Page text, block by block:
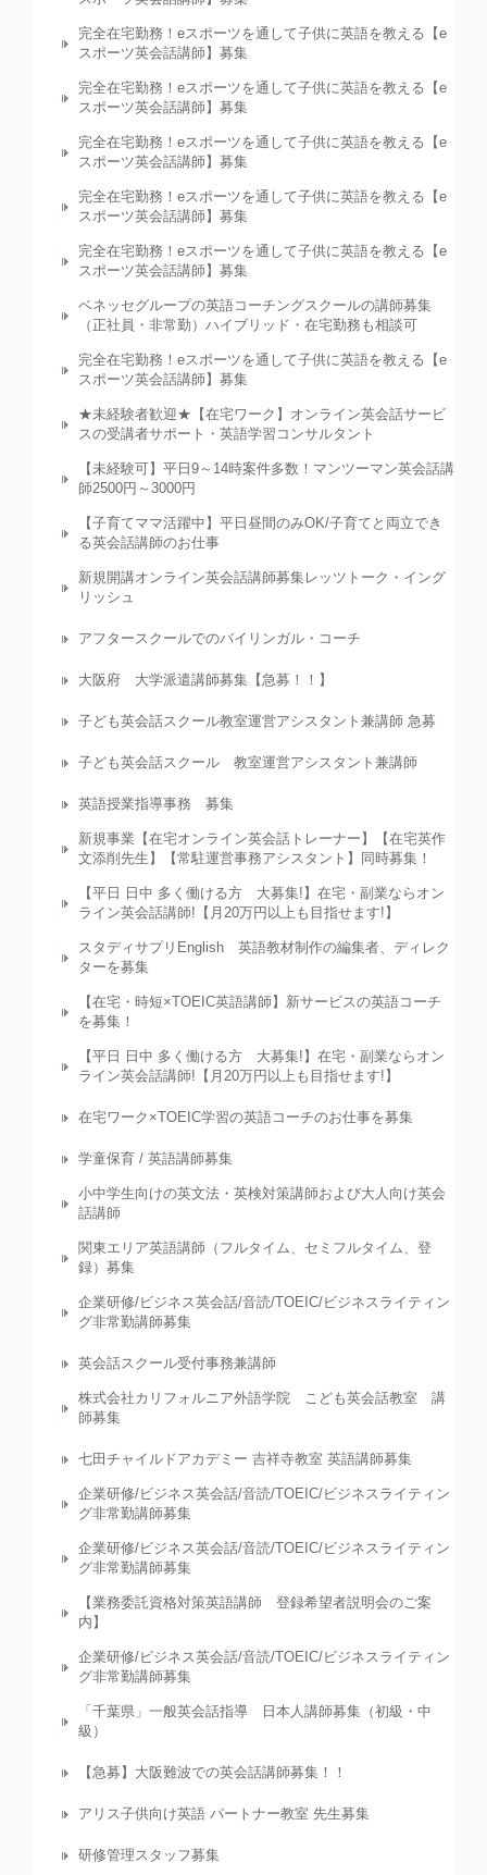
完全在宅勤務！eスポーツを通して子供に英語を教える【e
スポーツ英会話講師】募集
完全在宅勤務！eスポーツを通して子供に英語を教える【e
スポーツ英会話講師】募集
完全在宅勤務！eスポーツを通して子供に英語を教える【e
スポーツ英会話講師】募集
完全在宅勤務！eスポーツを通して子供に英語を教える【e
スポーツ英会話講師】募集
完全在宅勤務！eスポーツを通して子供に英語を教える【e
スポーツ英会話講師】募集
ベネッセグループの英語コーチングスクールの講師募集
（正社員・非常勤）ハイブリッド・在宅勤務も相談可
完全在宅勤務！eスポーツを通して子供に英語を教える【e
スポーツ英会話講師】募集
★未経験者歓迎★【在宅ワーク】オンライン英会話サービ
スの受講者サポート・英語学習コンサルタント
【未経験可】平日9～14時案件多数！マンツーマン英会話講
師2500円～3000円
【子育てママ活躍中】平日昼間のみOK/子育てと両立でき
る英会話講師のお仕事
新規開講オンライン英会話講師募集レッツトーク・イング
リッシュ
アフタースクールでのバイリンガル・コーチ
大阪府 大学派遣講師募集【急募！！】
子ども英会話スクール教室運営アシスタント兼講師 急募
子ども英会話スクール 教室運営アシスタント兼講師
英語授業指導事務 募集
新規事業【在宅オンライン英会話トレーナー】【在宅英作
文添削先生】【常駐運営事務アシスタント】同時募集！
【平日 日中 多く働ける方 大募集!】在宅・副業ならオン
ライン英会話講師!【月20万円以上も目指せます!】
スタディサプリEnglish 英語教材制作の編集者、ディレク
ターを募集
【在宅・時短×TOEIC英語講師】新サービスの英語コーチ
を募集！
【平日 日中 多く働ける方 大募集!】在宅・副業ならオン
ライン英会話講師!【月20万円以上も目指せます!】
在宅ワーク×TOEIC学習の英語コーチのお仕事を募集
学童保育 / 英語講師募集
小中学生向けの英文法・英検対策講師および大人向け英会
話講師
関東エリア英語講師（フルタイム、セミフルタイム、登
録）募集
企業研修/ビジネス英会話/音読/TOEIC/ビジネスライティン
グ非常勤講師募集
英会話スクール受付事務兼講師
株式会社カリフォルニア外語学院 こども英会話教室 講
師募集
七田チャイルドアカデミー 吉祥寺教室 英語講師募集
企業研修/ビジネス英会話/音読/TOEIC/ビジネスライティン
グ非常勤講師募集
企業研修/ビジネス英会話/音読/TOEIC/ビジネスライティン
グ非常勤講師募集
【業務委託資格対策英語講師 登録希望者説明会のご案
内】
企業研修/ビジネス英会話/音読/TOEIC/ビジネスライティン
グ非常勤講師募集
「千葉県」一般英会話指導 日本人講師募集（初級・中
級）
【急募】大阪難波での英会話講師募集！！
アリス子供向け英語 パートナー教室 先生募集
研修管理スタッフ募集